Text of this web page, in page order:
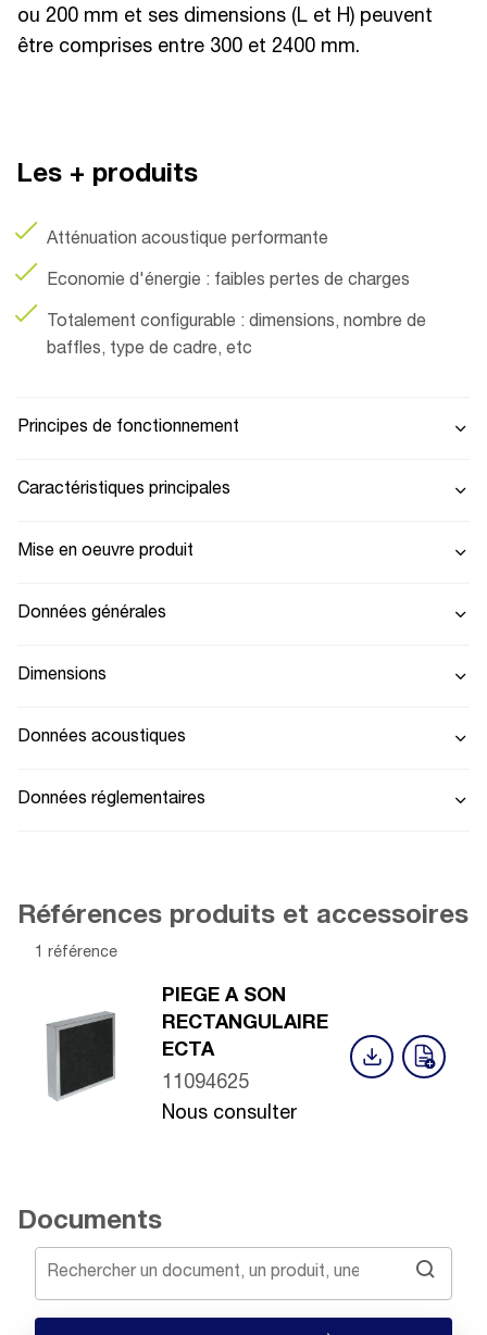
ou 200 mm et ses dimensions (L et H) peuvent
être comprises entre 300 et 2400 mm.
Les + produits
Atténuation acoustique performante
Economie d'énergie : faibles pertes de charges
Totalement configurable : dimensions, nombre de
baffles, type de cadre, etc
Principes de fonctionnement
Caractéristiques principales
Mise en oeuvre produit
Données générales
Dimensions
Données acoustiques
Données réglementaires
Références produits et accessoires
1 référence
PIEGE A SON
RECTANGULAIRE
ECTA
11094625
Nous consulter
Documents